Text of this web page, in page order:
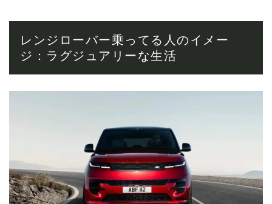
レンジローバー乗ってる人のイメー
ジ：ラグジュアリーな生活